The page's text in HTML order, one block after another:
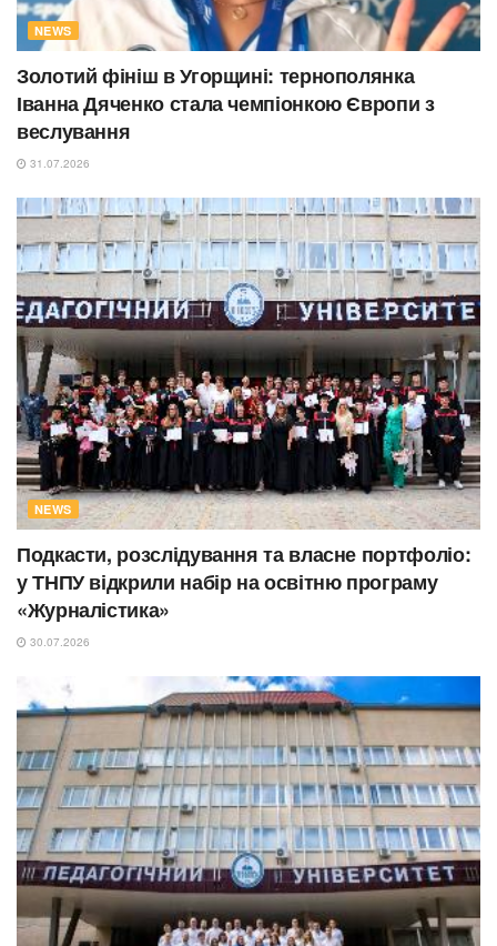
NEWS
Золотий фініш в Угорщині: тернополянка
Іванна Дяченко стала чемпіонкою Європи з
веслування
31.07.2026
NEWS
Подкасти, розслідування та власне портфоліо:
у ТНПУ відкрили набір на освітню програму
«Журналістика»
30.07.2026